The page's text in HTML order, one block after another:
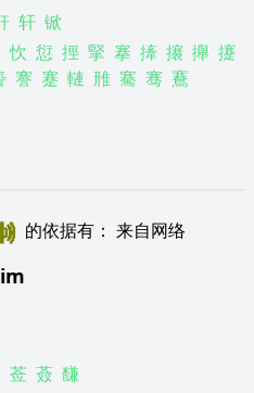
轩 锨
忺 愆 挳 掔 搴 撁 攐 攑 攓
謇 蹇 轋 雃 騫 骞 鶱
的依据有 ： 来自网络
莶 薟 馦